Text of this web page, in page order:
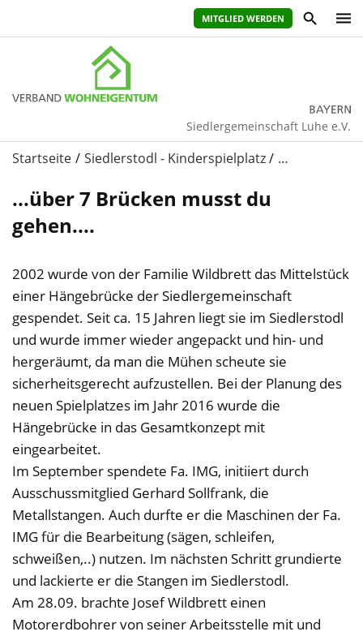
MITGLIED WERDEN
Siedlergemeinschaft Luhe e.V.
Startseite Siedlerstodl - Kinderspielplatz …
...über 7 Brücken musst du
gehen....
2002 wurde von der Familie Wildbrett das Mittelstück
einer Hängebrücke der Siedlergemeinschaft
gespendet. Seit ca. 15 Jahren liegt sie im Siedlerstodl
und wurde immer wieder angepackt und hin- und
hergeräumt, da man die Mühen scheute sie
sicherheitsgerecht aufzustellen. Bei der Planung des
neuen Spielplatzes im Jahr 2016 wurde die
Hängebrücke in das Gesamtkonzept mit
eingearbeitet.
Im September spendete Fa. IMG, initiiert durch
Ausschussmitglied Gerhard Sollfrank, die
Metallstangen. Auch durfte er die Maschinen der Fa.
IMG für die Bearbeitung (sägen, schleifen,
schweißen,..) nutzen. Im nächsten Schritt grundierte
und lackierte er die Stangen im Siedlerstodl.
Am 28.09. brachte Josef Wildbrett einen
Motorerdbohrer von seiner Arbeitsstelle mit und